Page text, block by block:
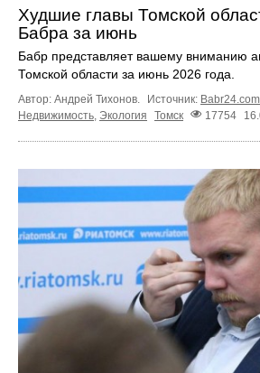
Худшие главы Томской
Бабра за июнь
Бабр представляет вашему вниманию
Томской области за июнь 2026 года.
Автор: Андрей Тихонов. Источник: Babr24.com
Недвижимость Экология Томск 17754